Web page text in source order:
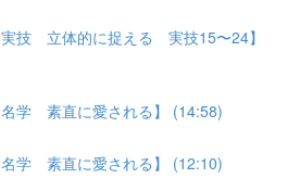
技 立体的に捉える 実技15〜24】
学 素直に愛される】 (14:58)
学 素直に愛される】 (12:10)